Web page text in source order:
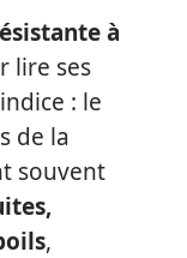
à
lire ses
: le
de la
souvent
,